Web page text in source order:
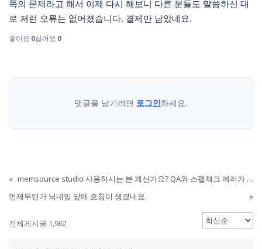
쪽의 문제라고 해서 이제 다시 해보니 다른 분들도 말씀하신 대
로 저런 오류는 없어졌습니다. 결제만 남았네요.
좋아요 0싫어요 0
댓글을 남기려면 로그인하세요.
«
memsource studio 사용하시는 분 계신가요? QA와 스펠체크 에러가 뜹니다8ㅅ8
언제부턴가 닉네임 앞에 호칭이 생겼네요.
»
전체게시글 1,962